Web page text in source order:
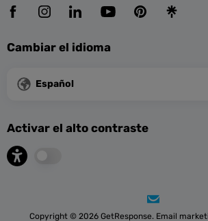
Cambiar el idioma
Español
Activar el alto contraste
Copyright © 2026 GetResponse. Email